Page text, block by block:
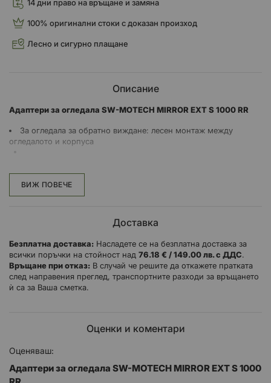
14 дни право на връщане и замяна
100% оригинални стоки с доказан произход
Лесно и сигурно плащане
Описание
Адаптери за огледала SW-MOTECH MIRROR EXT S 1000 RR
За огледала за обратно виждане: лесен монтаж между
огледалото и корпуса
За подобряване на видимостта назад
Изработени от черен полиамид/алуминий
използване по германските пътища
Материал за монтиране
ВИЖ ПОВЕЧЕ
Доставка
Безплатна доставка: Насладете се на безплатна доставка за
всички поръчки на стойност над 76.18 € / 149.00 лв. с ДДС.
Връщане при отказ: В случай че решите да откажете пратката
след направения преглед, транспортните разходи за връщането
ѝ са за Ваша сметка.
Оценки и коментари
Оценяваш:
Адаптери за огледала SW-MOTECH MIRROR EXT S 1000